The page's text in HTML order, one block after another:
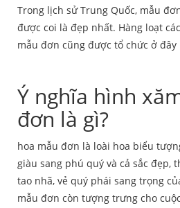
Trong lịch sử Trung Quốc, mẫu
được coi là đẹp nhất. Hàng loạt
mẫu đơn cũng được tổ chức ở đây
Ý nghĩa hình
đơn là gì?
hoa mẫu đơn là loài hoa biểu
giàu sang phú quý và cả sắc đẹp,
tao nhã, vẻ quý phái sang trọng
mẫu đơn còn tượng trưng cho